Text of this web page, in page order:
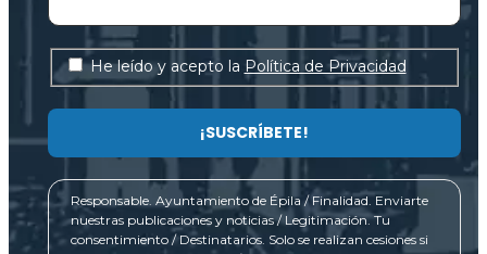
He leído y acepto la Política de Privacidad
Responsable. Ayuntamiento de Épila / Finalidad. Enviarte
nuestras publicaciones y noticias / Legitimación. Tu
consentimiento / Destinatarios. Solo se realizan cesiones si